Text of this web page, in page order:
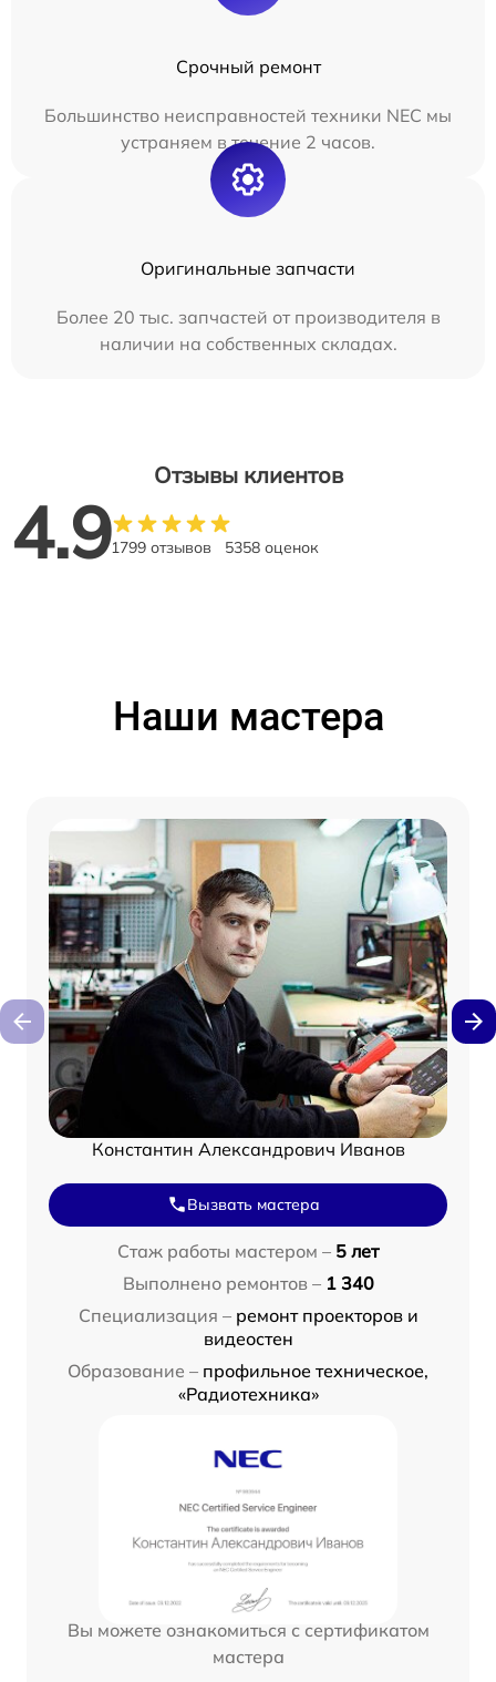
Срочный ремонт
Большинство неисправностей техники NEC мы
устраняем в течение 2 часов.
Оригинальные запчасти
Более 20 тыс. запчастей от производителя в
наличии на собственных складах.
Отзывы клиентов
4.91799 отзывов 5358 оценок
Наши мастера
Константин Александрович Иванов
Вызвать мастера
Стаж работы мастером – 5 лет
Выполнено ремонтов – 1 340
Специализация – ремонт проекторов и
видеостен
Образование – профильное техническое,
«Радиотехника»
Вы можете ознакомиться с сертификатом
мастера